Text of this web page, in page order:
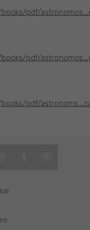
pdf/
pdf/
pdf/